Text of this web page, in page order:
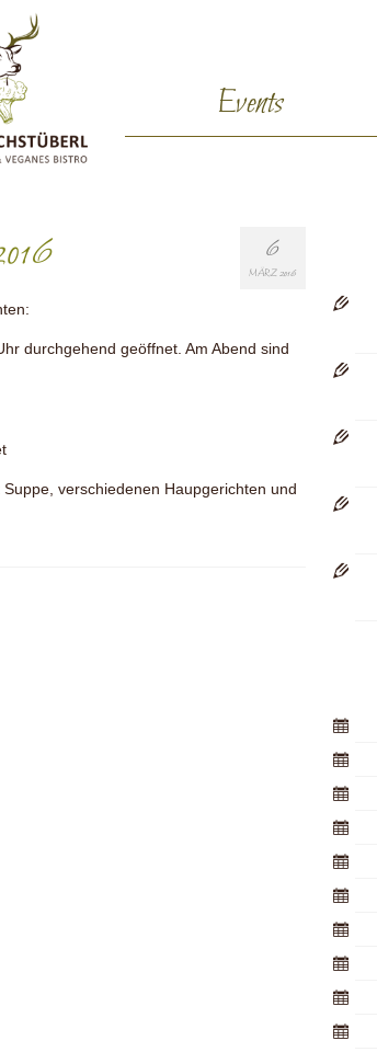
Events
6
MÄRZ 2016
durchgehend geöffnet. Am Abend sind
Suppe, verschiedenen Haupgerichten und